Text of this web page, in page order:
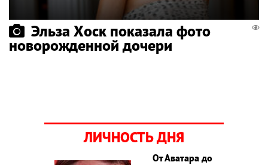
Эльза Хоск показала фото
новорожденной дочери
ЛИЧНОСТЬ ДНЯ
От Аватара до